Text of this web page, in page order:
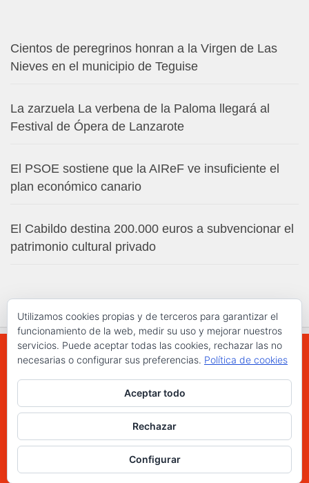
Cientos de peregrinos honran a la Virgen de Las
Nieves en el municipio de Teguise
La zarzuela La verbena de la Paloma llegará al
Festival de Ópera de Lanzarote
El PSOE sostiene que la AIReF ve insuficiente el
plan económico canario
El Cabildo destina 200.000 euros a subvencionar el
patrimonio cultural privado
WWW.ELCHAPLON.COM © 2026. Todos los
derechos reservados.
Utilizamos cookies propias y de terceros para garantizar el
funcionamiento de la web, medir su uso y mejorar nuestros
servicios. Puede aceptar todas las cookies, rechazar las no
necesarias o configurar sus preferencias. Política de cookies
Aceptar todo
Rechazar
Configurar